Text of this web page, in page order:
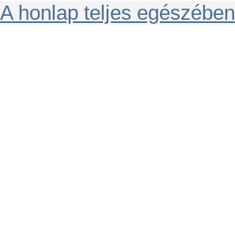
A honlap teljes egészében